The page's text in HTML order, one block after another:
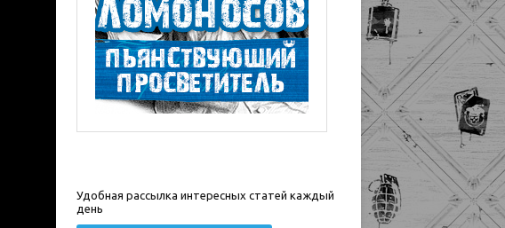
Удобная рассылка интересных статей каждый
день